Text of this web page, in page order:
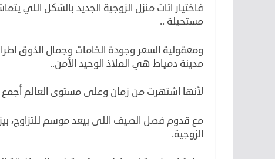
فاختيار اثاث منزل الزوجية الجديد بالشكل اللي
مستحيلة ..
ومعقولية السعر وجودة الخامات وجمال الذوق
مدينة دمياط هي الملاذ الوحيد الأمن..
لأنها اشتهرت من زمان وعلى مستوى العالم أجمع
مع قدوم فصل الصيف اللى بيعد موسم للتزاوج،
الزوجية.